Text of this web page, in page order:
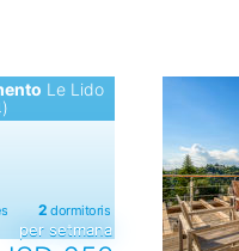
Le Lido
per setmana